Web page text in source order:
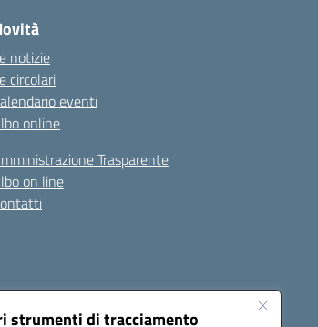
strumenti di tracciamento
notizie
circolari
eventi
online
Trasparente
on line